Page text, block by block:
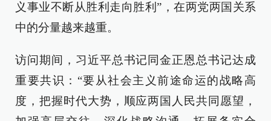
义事业不断从胜利走向胜利”，在两党两国关系
中的分量越来越重。
访问期间，习近平总书记同金正恩总书记达成
重要共识：“要从社会主义前途命运的战略高
度，把握时代大势，顺应两国人民共同愿望，